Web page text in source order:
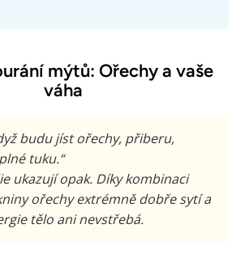
mýtů: Ořechy a vaše
váha
budu jíst ořechy, přiberu,
tuku.“
ukazují opak. Díky kombinaci
ořechy extrémně dobře sytí a
tělo ani nevstřebá.